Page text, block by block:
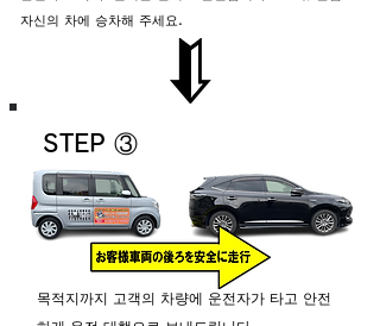
자신의 차에 승차해 주세요.
목적지까지 고객의 차량에 운전자가 타고 안전
STEP ③